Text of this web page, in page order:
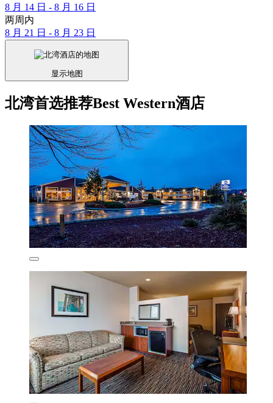
8 月 14 日 - 8 月 16 日
两周内
8 月 21 日 - 8 月 23 日
显示地图
北湾首选推荐Best Western酒店